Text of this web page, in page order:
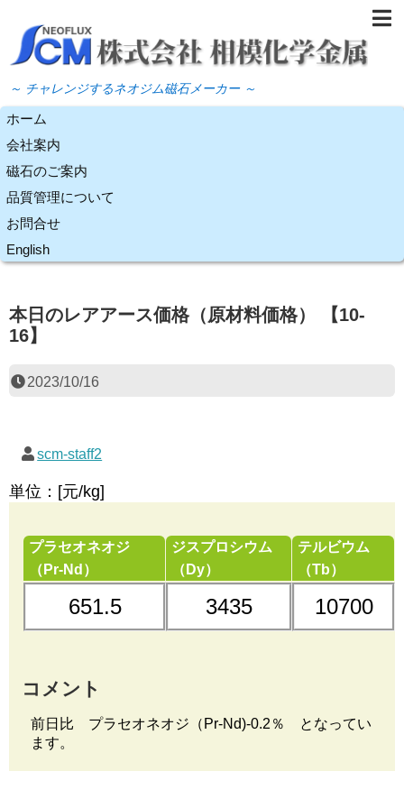
～ チャレンジするネオジム磁石メーカー ～
ホーム
会社案内
磁石のご案内
品質管理について
お問合せ
English
本日のレアアース価格（原材料価格） 【10-
16】
2023/10/16
scm-staff2
単位：[元/kg]
プラセオネオジ
（Pr-Nd）
651.5
ジスプロシウム
（Dy）
3435
テルビウム
（Tb）
10700
コメント
前日比 プラセオネオジ（Pr-Nd)-0.2％ となってい
ます。